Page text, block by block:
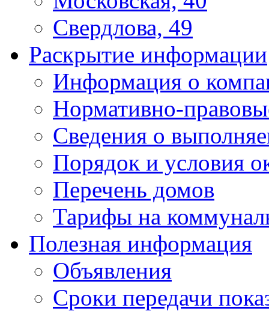
Свердлова, 49
Раскрытие информации
Информация о
Нормативно-
Сведения о
Порядок и условия
Перечень домов
Тарифы на
Полезная информация
Объявления
Сроки передачи